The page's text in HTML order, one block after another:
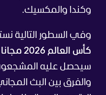
وكندا والمكسيك.
وفي السطور التالية
كأس العالم 2026 مجانا على "يوتيوب"
سيحصل عليه المشجعون
والفرق بين البث